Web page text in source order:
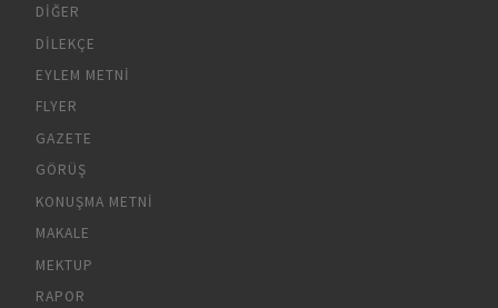
DIĞER
DILEKÇE
EYLEM METNI
FLYER
GAZETE
GÖRÜŞ
KONUŞMA METNI
MAKALE
MEKTUP
RAPOR